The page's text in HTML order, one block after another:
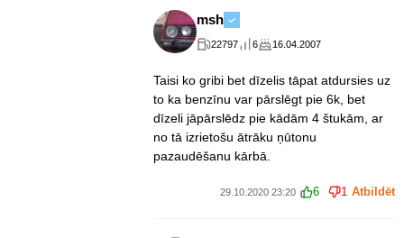
msh
22797 6 16.04.2007
Taisi ko gribi bet dīzelis tāpat atdursies uz
to ka benzīnu var pārslēgt pie 6k, bet
dīzeli jāpārslēdz pie kādām 4 štukām, ar
no tā izrietošu ātrāku ņūtonu
pazaudēšanu kārbā.
29.10.2020 23:20 6 1 Atbildēt